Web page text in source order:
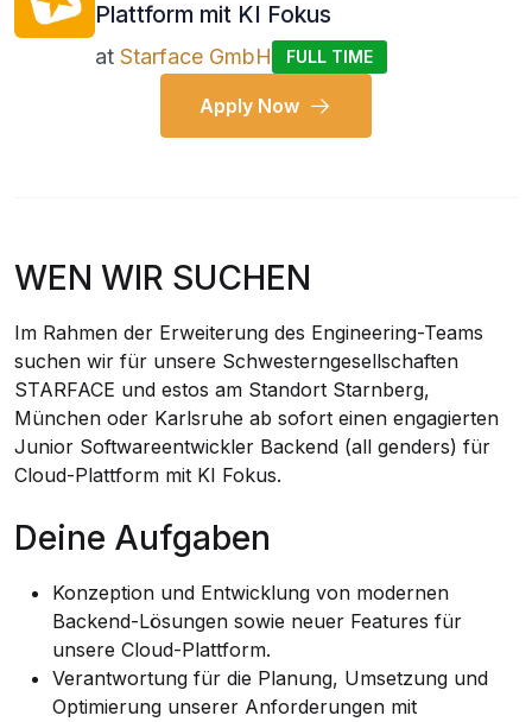
Plattform mit KI Fokus
at Starface GmbH FULL TIME
Apply Now
WEN WIR SUCHEN
Im Rahmen der Erweiterung des Engineering-Teams
suchen wir für unsere Schwesterngesellschaften
STARFACE und estos am Standort Starnberg,
München oder Karlsruhe ab sofort einen engagierten
Junior Softwareentwickler Backend (all genders) für
Cloud-Plattform mit KI Fokus.
Deine Aufgaben
Konzeption und Entwicklung von modernen
Backend-Lösungen sowie neuer Features für
unsere Cloud-Plattform.
Verantwortung für die Planung, Umsetzung und
Optimierung unserer Anforderungen mit